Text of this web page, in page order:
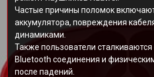
Частые причины поломок
аккумулятора, повреждения
динамиками.
Также пользователи
Bluetooth соединения и
после падений.